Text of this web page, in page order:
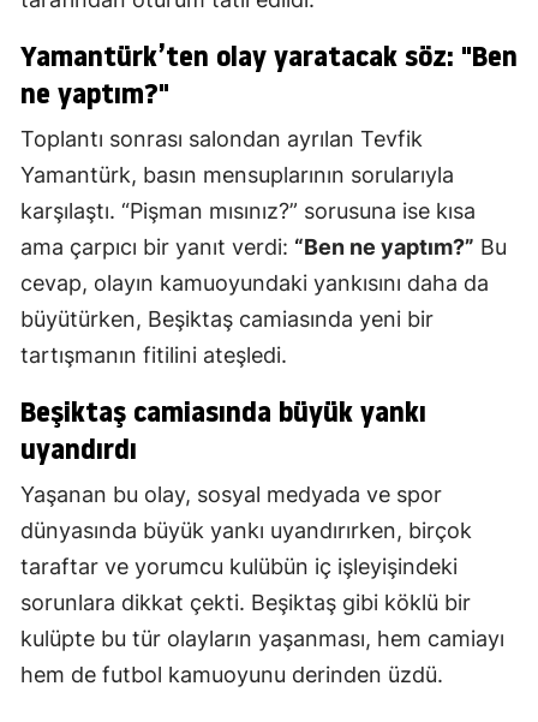
Yamantürk’ten olay yaratacak söz: "Ben
ne yaptım?"
Toplantı sonrası salondan ayrılan Tevfik
Yamantürk, basın mensuplarının sorularıyla
karşılaştı. “Pişman mısınız?” sorusuna ise kısa
ama çarpıcı bir yanıt verdi: “Ben ne yaptım?” Bu
cevap, olayın kamuoyundaki yankısını daha da
büyütürken, Beşiktaş camiasında yeni bir
tartışmanın fitilini ateşledi.
Beşiktaş camiasında büyük yankı
uyandırdı
Yaşanan bu olay, sosyal medyada ve spor
dünyasında büyük yankı uyandırırken, birçok
taraftar ve yorumcu kulübün iç işleyişindeki
sorunlara dikkat çekti. Beşiktaş gibi köklü bir
kulüpte bu tür olayların yaşanması, hem camiayı
hem de futbol kamuoyunu derinden üzdü.